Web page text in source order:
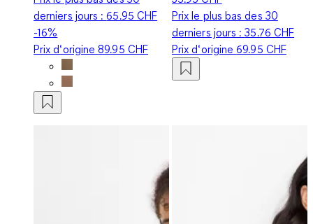
derniers jours :65.95 CHF
-16%
Prix d‘origine89.95 CHF
Prix le plus bas des 30
derniers jours :35.76 CHF
Prix d‘origine69.95 CHF